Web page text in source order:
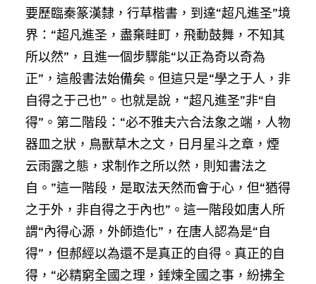
要歷臨秦篆漢隸，行草楷書，到達“超凡進圣”境
界：“超凡進圣，盡棄畦町，飛動鼓舞，不知其
所以然”，且進一個步驟能“以正為奇以奇為
正”，這般書法始備矣。但這只是“學之于人，非
自得之于己也”。也就是說，“超凡進圣”非“自
得”。第二階段：“必不雅夫六合法象之端，人物
器皿之狀，鳥獸草木之文，日月星斗之章，煙
云雨露之態，求制作之所以然，則知書法之
自。”這一階段，是取法天然而會于心，但“猶得
之于外，非自得之于內也”。這一階段如唐人所
謂“內得心源，外師造化”，在唐人認為是“自
得”，但郝經以為還不是真正的自得。真正的自
得，“必精窮全國之理，錘煉全國之事，紛拂全